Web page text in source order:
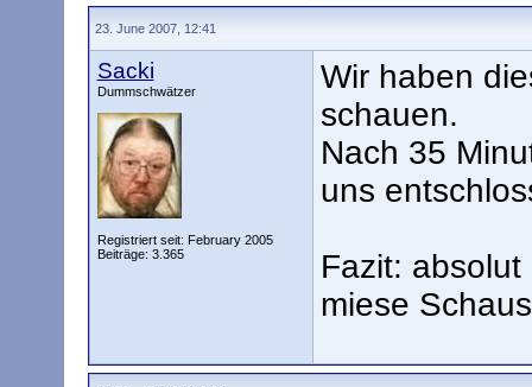
23. June 2007, 12:41
Sacki
Dummschwätzer
Registriert seit: February 2005
Beiträge: 3.365
Wir haben
schauen.
Nach 35
uns
Fazit:
miese